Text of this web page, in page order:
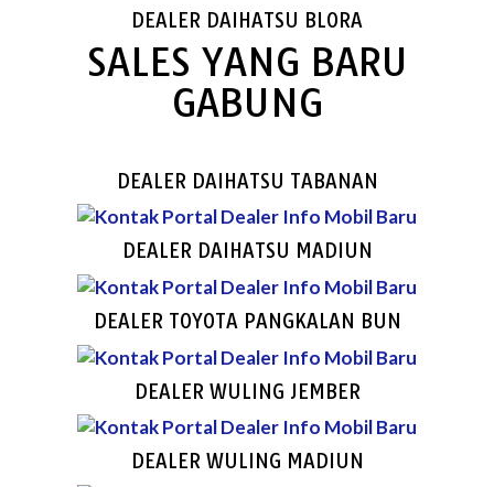
DEALER DAIHATSU BLORA
SALES YANG BARU
GABUNG
DEALER DAIHATSU TABANAN
DEALER DAIHATSU MADIUN
DEALER TOYOTA PANGKALAN BUN
DEALER WULING JEMBER
DEALER WULING MADIUN